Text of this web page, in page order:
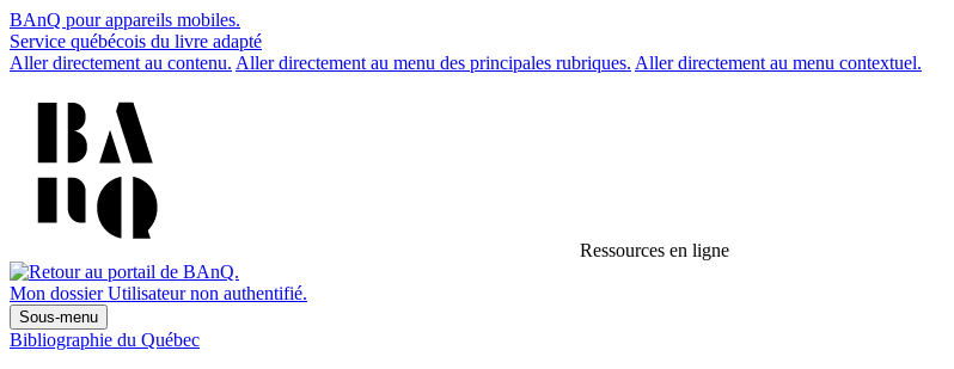
BAnQ pour appareils mobiles.
Service québécois du livre adapté
Aller directement au contenu. Aller directement au menu des principales rubriques. Aller directement au menu contextuel.
Ressources en ligne
Mon dossier Utilisateur non authentifié.
Sous-menu
Bibliographie du Québec